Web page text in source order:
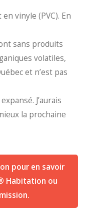
vinyle (PVC). En
sans produits
volatiles,
et n’est pas
J’aurais
la prochaine
pour en savoir
Habitation ou